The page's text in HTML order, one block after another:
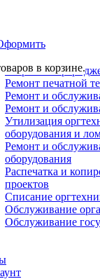
в корзине.
Заправка
Ремонт печатной
Ремонт и
Ремонт и
Утилизация
оборудования и
Ремонт и
оборудования
Распечатка и
проектов
Списание
Обслуживание
Обслуживание